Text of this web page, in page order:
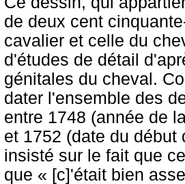
de deux cent
cavalier et celle du
d'études de détail
génitales du cheval.
dater l'ensemble des
entre 1748 (année de
et 1752 (date du
insisté sur le fait que
que « [c]'était bien